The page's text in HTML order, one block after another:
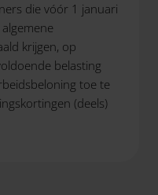
die vóór 1 januari
krijgen, op
belasting
toe te
(deels)